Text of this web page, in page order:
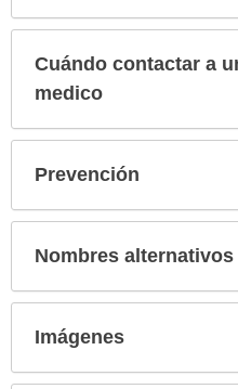
Cuándo contactar a
medico
Prevención
Nombres alternativos
Imágenes